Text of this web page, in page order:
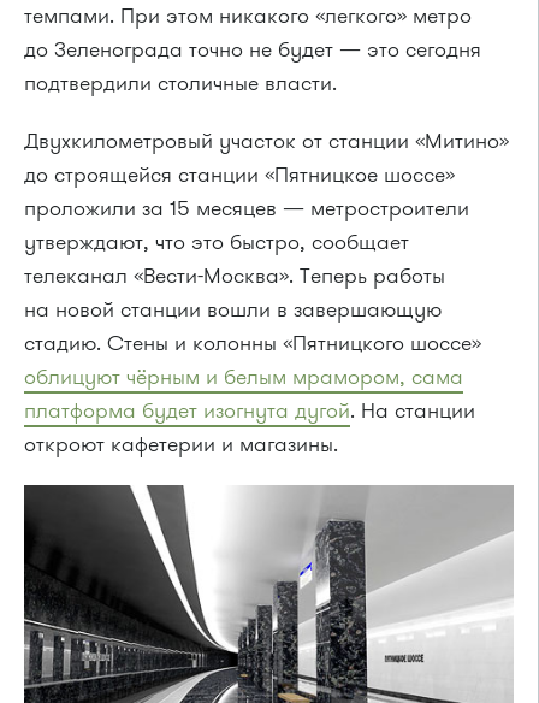
темпами. При этом никакого «легкого» метро
до Зеленограда точно не будет — это сегодня
подтвердили столичные власти.
Двухкилометровый участок от станции «Митино»
до строящейся станции «Пятницкое шоссе»
проложили за 15 месяцев — метростроители
утверждают, что это быстро, сообщает
телеканал «Вести-Москва». Теперь работы
на новой станции вошли в завершающую
стадию. Стены и колонны «Пятницкого шоссе»
облицуют чёрным и белым мрамором, сама
платформа будет изогнута дугой. На станции
откроют кафетерии и магазины.